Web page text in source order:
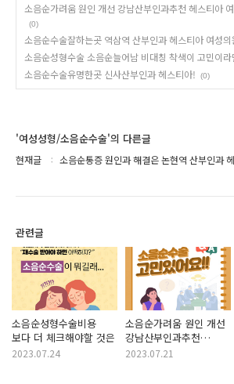
소음순가려움 원인 개선 강남산부인과추천 헤스티아
(0)
소음순수술잘하는곳 역삼역 산부인과 헤스티아 여성의
소음순성형수술 소음순늘어남 비대칭 착색이 고민이라
소음순수술유명한곳 신사산부인과 헤스티아! (0)
'여성성형/소음순수술'의 다른글
현재글 소음순통증 원인과 해결은 논현역 산부인과
관련글
소음순성형수술비용
보다 더 체크해야할 것은
2023.07.24
소음순가려움 원인 개선
강남산부인과추천
헤스티아 여성의원
2023.07.21